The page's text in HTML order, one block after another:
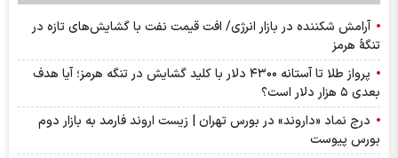
آرامش شکننده در بازار انرژی/ افت قیمت نفت با گشایش‌های تازه در
تنگۀ هرمز
پرواز طلا تا آستانه ۴۳۰۰ دلار با کلید گشایش در تنگه هرمز؛ آیا هدف
بعدی ۵ هزار دلار است؟
درج نماد «داروند» در بورس تهران | زیست اروند فارمد به بازار دوم
بورس پیوست